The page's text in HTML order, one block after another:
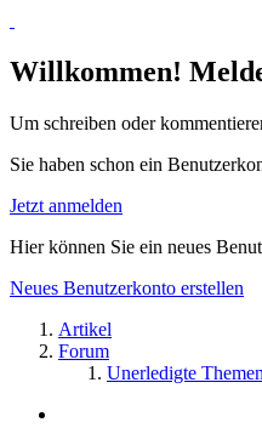
Willkommen!
Um schreiben oder
Sie haben schon ein
Jetzt anmelden
Hier können Sie ein neues
Neues Benutzerkonto erstellen
Artikel
Forum
Unerledigte Themen